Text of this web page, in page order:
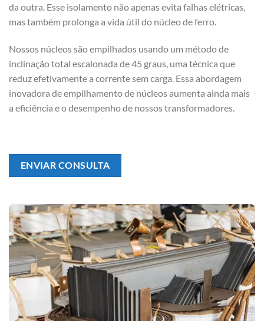
da outra. Esse isolamento não apenas evita falhas elétricas,
mas também prolonga a vida útil do núcleo de ferro.
Nossos núcleos são empilhados usando um método de
inclinação total escalonada de 45 graus, uma técnica que
reduz efetivamente a corrente sem carga. Essa abordagem
inovadora de empilhamento de núcleos aumenta ainda mais
a eficiência e o desempenho de nossos transformadores.
ENVIAR CONSULTA